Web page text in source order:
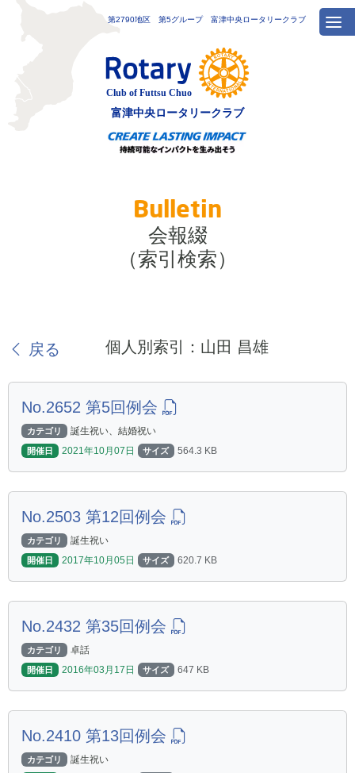
富津中央ロータリークラブ
第2790地区 第5グループ 富津中央ロータリークラブ
Bulletin
会報綴
（索引検索）
戻る 個人別索引：山田 昌雄
No.2652 第5回例会
カテゴリ 誕生祝い、結婚祝い
開催日 2021年10月07日 サイズ 564.3 KB
No.2503 第12回例会
カテゴリ 誕生祝い
開催日 2017年10月05日 サイズ 620.7 KB
No.2432 第35回例会
カテゴリ 卓話
開催日 2016年03月17日 サイズ 647 KB
No.2410 第13回例会
カテゴリ 誕生祝い